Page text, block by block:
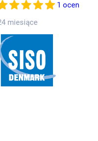
1 ocen
miesiące